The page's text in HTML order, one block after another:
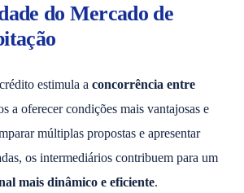
do Mercado de
estimula aconcorrência entre
a oferecer condições mais vantajosas e
múltiplas propostas e apresentar
os intermediários contribuem para um
mais dinâmico e eficiente.